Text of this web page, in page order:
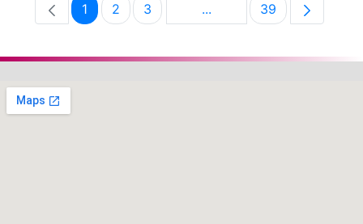
Página
1 Página
2 Página
3 ...Páginas intermedias Use
Página
39